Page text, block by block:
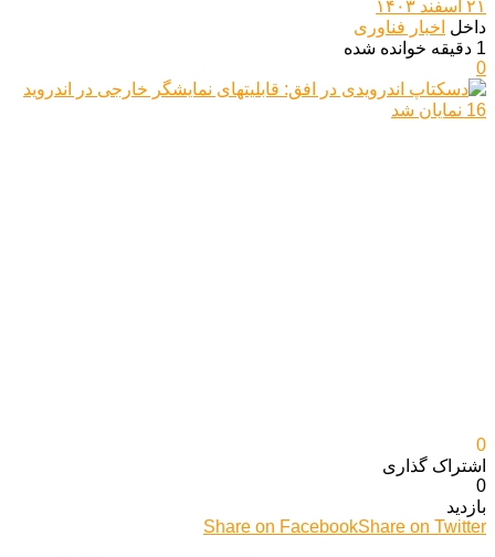
۲۱ اسفند ۱۴۰۳
داخل اخبار فناوری
1 دقیقه خوانده شده
0
0
اشتراک گذاری‌
0
بازدید
Share on FacebookShare on Twitter